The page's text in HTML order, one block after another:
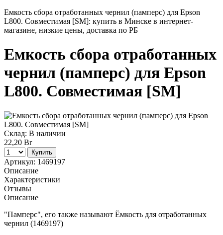
Емкость сбора отработанных чернил (памперс) для Epson
L800. Совместимая [SM]: купить в Минске в интернет-
магазине, низкие цены, доставка по РБ
Емкость сбора отработанных
чернил (памперс) для Epson
L800. Совместимая [SM]
Склад: В наличии
22,20 Br
Купить
Артикул: 1469197
Описание
Характеристики
Отзывы
Описание
"Памперс", его также называют Ёмкость для отработанных
чернил (1469197)